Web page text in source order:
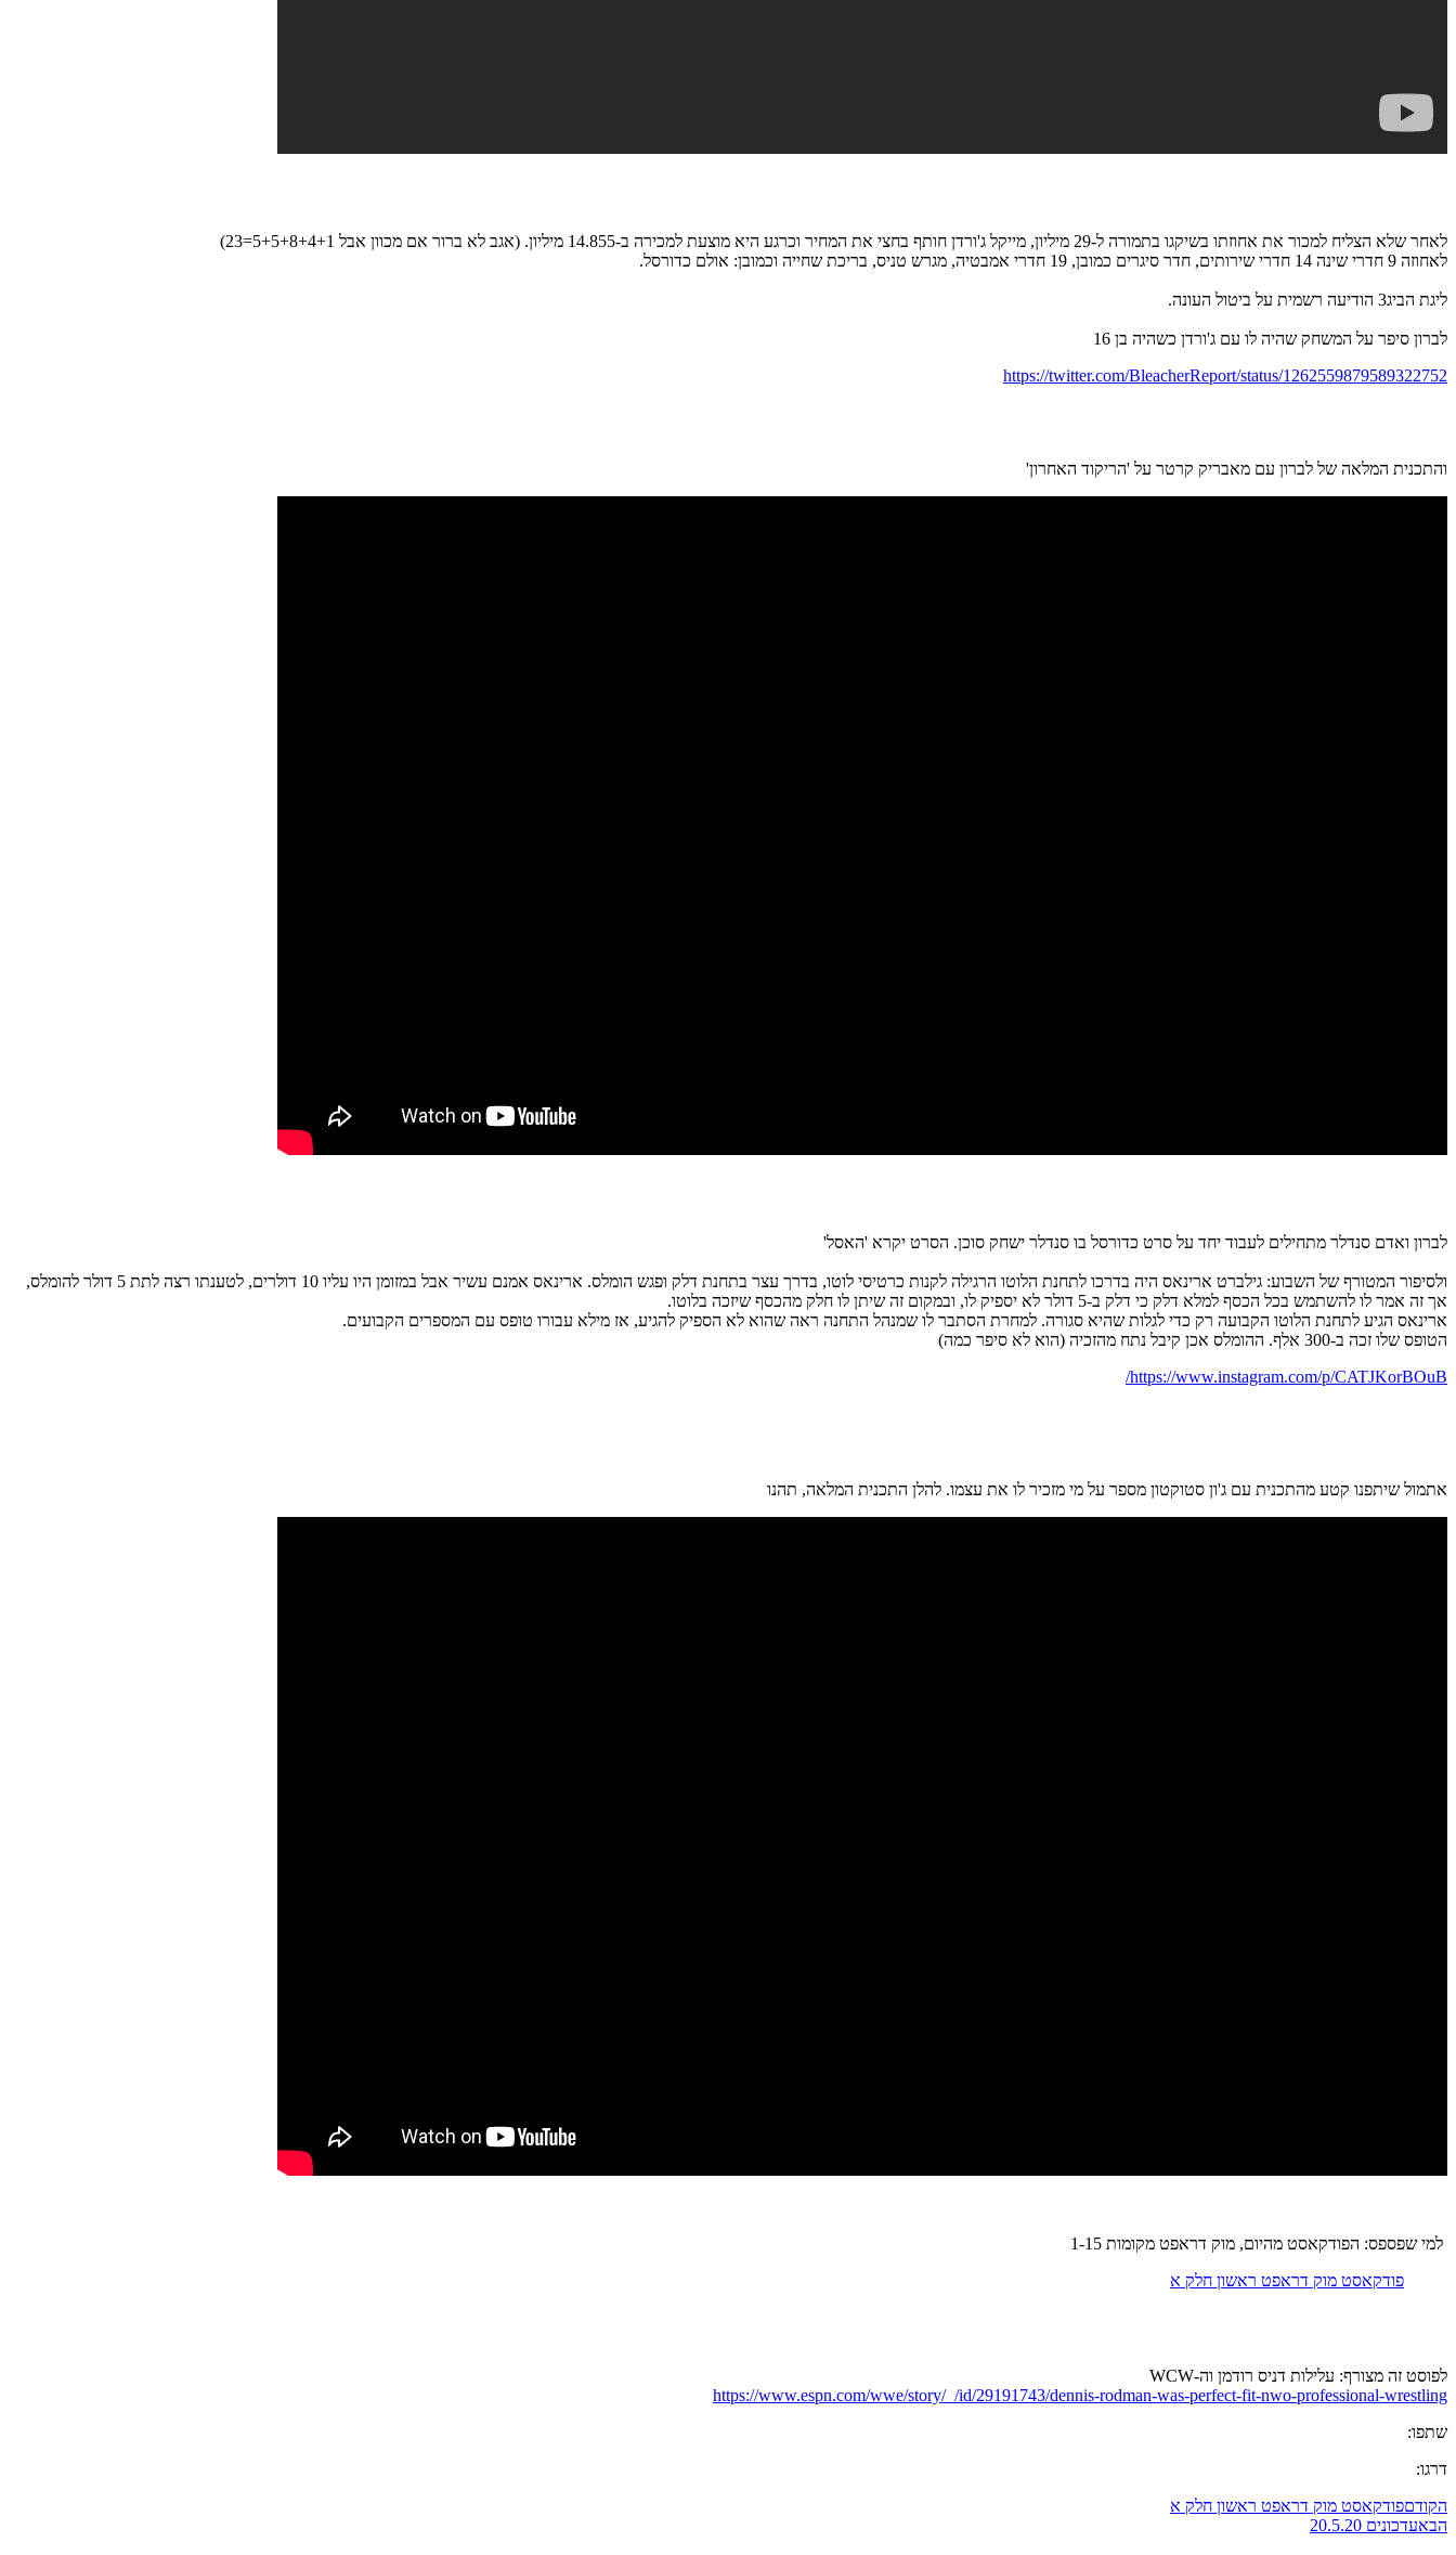
לאחר שלא הצליח למכור את אחוזתו בשיקגו בתמורה ל-29 מיליון, מייקל ג'ורדן חותף בחצי את המחיר וכרגע היא מוצעת למכירה ב-14.855 מיליון. (אגב לא ברור אם מכוון אבל 5+5+8+4+1=23)
לאחוזה 9 חדרי שינה 14 חדרי שירותים, חדר סיגרים כמובן, 19 חדרי אמבטיה, מגרש טניס, בריכת שחייה וכמובן: אולם כדורסל.
ליגת הביג3 הודיעה רשמית על ביטול העונה.
לברון סיפר על המשחק שהיה לו עם ג'ורדן כשהיה בן 16
https://twitter.com/BleacherReport/status/1262559879589322752
והתכנית המלאה של לברון עם מאבריק קרטר על 'הריקוד האחרון'
לברון ואדם סנדלר מתחילים לעבוד יחד על סרט כדורסל בו סנדלר ישחק סוכן. הסרט יקרא 'האסל'
ולסיפור המטורף של השבוע: גילברט ארינאס היה בדרכו לתחנת הלוטו הרגילה לקנות כרטיסי לוטו, בדרך עצר בתחנת דלק ופגש הומלס. ארינאס אמנם עשיר אבל במזומן היו עליו 10 דולרים, לטענתו רצה לתת 5 דולר להומלס,
אך זה אמר לו להשתמש בכל הכסף למלא דלק כי דלק ב-5 דולר לא יספיק לו, ובמקום זה שיתן לו חלק מהכסף שיזכה בלוטו.
ארינאס הגיע לתחנת הלוטו הקבועה רק כדי לגלות שהיא סגורה. למחרת הסתבר לו שמנהל התחנה ראה שהוא לא הספיק להגיע, אז מילא עבורו טופס עם המספרים הקבועים.
הטופס שלו זכה ב-300 אלף. ההומלס אכן קיבל נתח מהזכיה (הוא לא סיפר כמה)
https://www.instagram.com/p/CATJKorBOuB/
אתמול שיתפנו קטע מהתכנית עם ג'ון סטוקטון מספר על מי מזכיר לו את עצמו. להלן התכנית המלאה, תהנו
למי שפספס: הפודקאסט מהיום, מוק דראפט מקומות 1-15
פודקאסט מוק דראפט ראשון חלק א
לפוסט זה מצורף: עלילות דניס רודמן וה-WCW
https://www.espn.com/wwe/story/_/id/29191743/dennis-rodman-was-perfect-fit-nwo-professional-wrestling
שתפו:
דרגו:
הקודםפודקאסט מוק דראפט ראשון חלק א
הבאעדכונים 20.5.20